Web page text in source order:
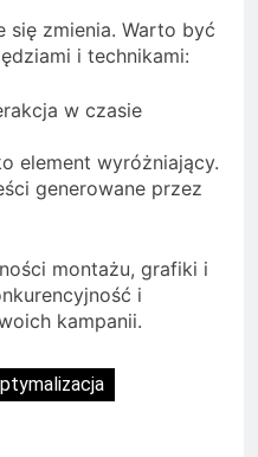
się zmienia. Warto być
i technikami:
w czasie
element wyróżniający.
generowane przez
montażu, grafiki i
i
kampanii.